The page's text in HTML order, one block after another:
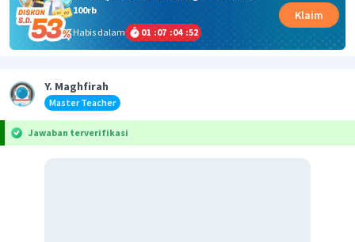
100rb
Habis dalam
01 :07 :04 :52
Klaim
Y. Maghfirah
Master Teacher
Jawaban terverifikasi